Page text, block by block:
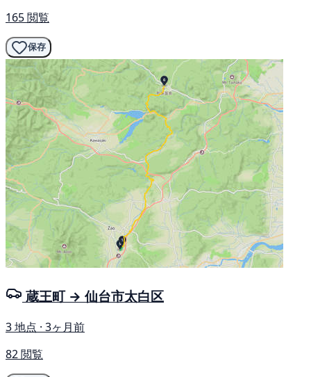
165 閲覧
保存
蔵王町 → 仙台市太白区
3 地点 · 3ヶ月前
82 閲覧